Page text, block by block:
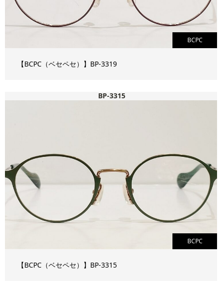
BCPC
【BCPC（ベセペセ）】BP-3319
BP-3315
BCPC
【BCPC（ベセペセ）】BP-3315